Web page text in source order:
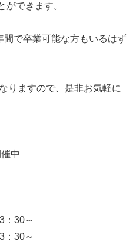
ができます。
で卒業可能な方もいるはず
りますので、是非お気軽に
中
：30～
：30～